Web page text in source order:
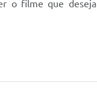
o filme que